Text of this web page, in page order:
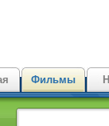
Фильмы